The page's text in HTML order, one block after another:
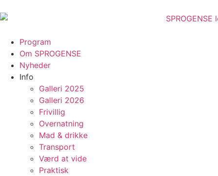
Program
Om SPROGENSE
Nyheder
Info
Galleri 2025
Galleri 2026
Frivillig
Overnatning
Mad & drikke
Transport
Værd at vide
Praktisk